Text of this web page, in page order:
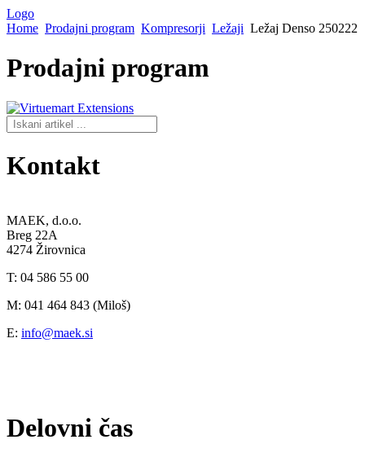
Logo
Home Prodajni program Kompresorji Ležaji Ležaj Denso 250222
Prodajni program
Kontakt
MAEK, d.o.o.
Breg 22A
4274 Žirovnica
T: 04 586 55 00
M: 041 464 843 (Miloš)
E: info@maek.si
Delovni čas